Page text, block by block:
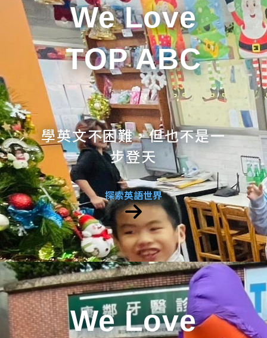
We Love
TOP ABC
學英文不困難，但也不是一
步登天
探索英語世界
We Love